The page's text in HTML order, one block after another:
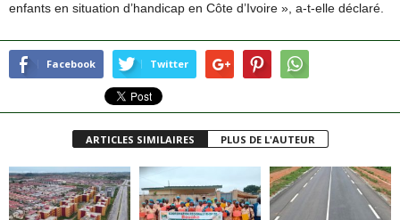
enfants en situation d’handicap en Côte d’Ivoire », a-t-elle déclaré.
Facebook Twitter
ARTICLES SIMILAIRES PLUS DE L'AUTEUR